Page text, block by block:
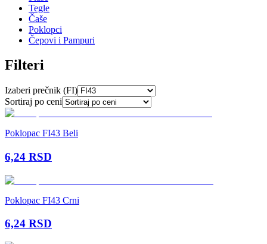
Tegle
Čaše
Poklopci
Čepovi i Pampuri
Filteri
Izaberi prečnik (FI)
Sortiraj po ceni
Poklopac FI43 Beli
6,24 RSD
Poklopac FI43 Crni
6,24 RSD